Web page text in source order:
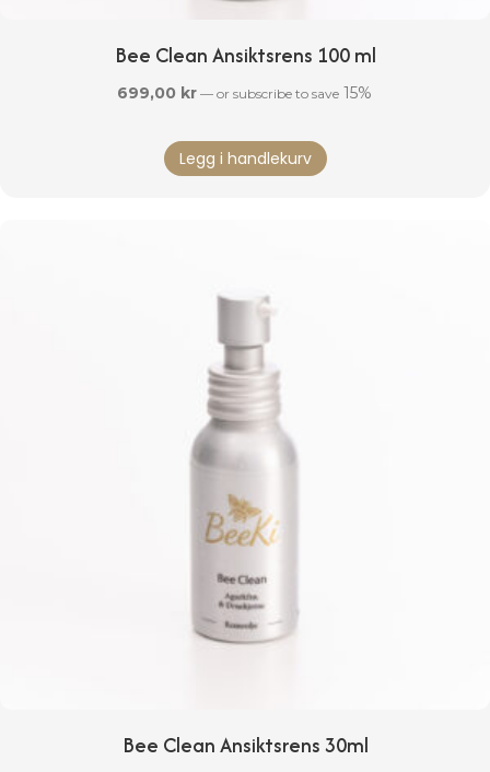
Bee Clean Ansiktsrens 100 ml
699,00 kr —or subscribe to save 15%
Legg i handlekurv
Bee Clean Ansiktsrens 30ml